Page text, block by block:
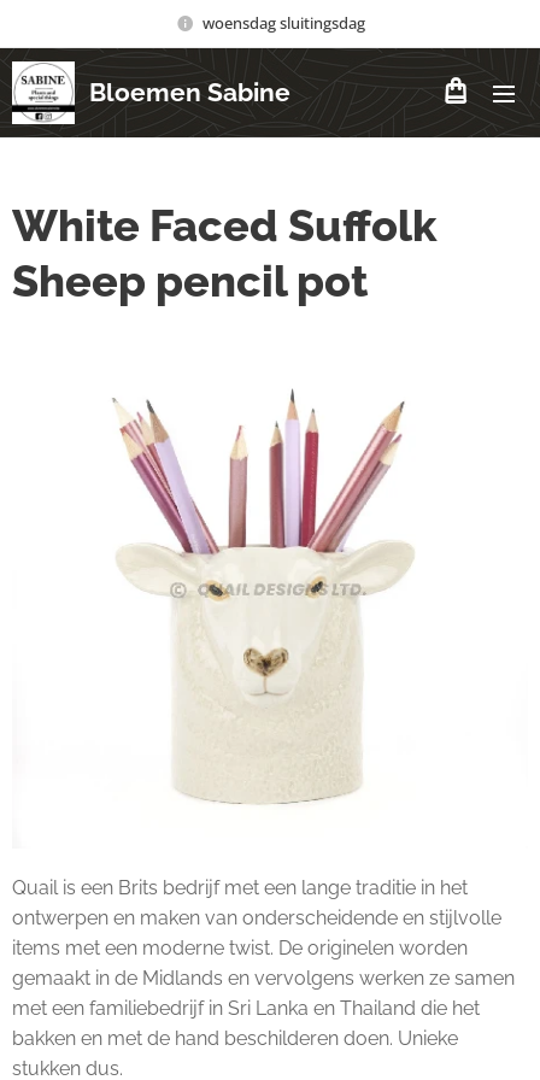
woensdag sluitingsdag
Bloemen Sabine
White Faced Suffolk
Sheep pencil pot
Quail is een Brits bedrijf met een lange traditie in het
ontwerpen en maken van onderscheidende en stijlvolle
items met een moderne twist. De originelen worden
gemaakt in de Midlands en vervolgens werken ze samen
met een familiebedrijf in Sri Lanka en Thailand die het
bakken en met de hand beschilderen doen. Unieke
stukken dus.